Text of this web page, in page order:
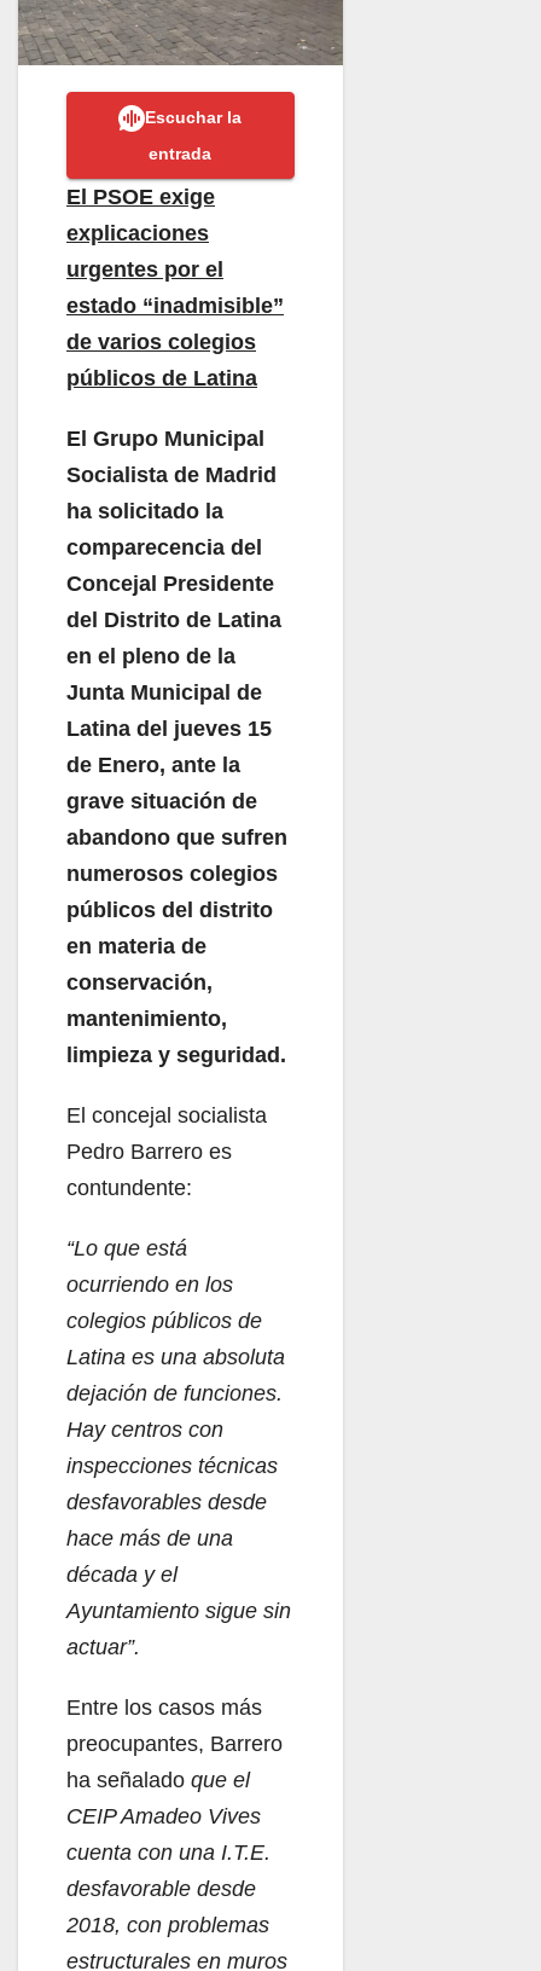
Escuchar la
entrada
El PSOE exige
explicaciones
urgentes por el
estado “inadmisible”
de varios colegios
públicos de Latina
El Grupo Municipal
Socialista de Madrid
ha solicitado la
comparecencia del
Concejal Presidente
del Distrito de Latina
en el pleno de la
Junta Municipal de
Latina del jueves 15
de Enero, ante la
grave situación de
abandono que sufren
numerosos colegios
públicos del distrito
en materia de
conservación,
mantenimiento,
limpieza y seguridad.
El concejal socialista
Pedro Barrero es
contundente:
“Lo que está
ocurriendo en los
colegios públicos de
Latina es una absoluta
dejación de funciones.
Hay centros con
inspecciones técnicas
desfavorables desde
hace más de una
década y el
Ayuntamiento sigue sin
actuar”.
Entre los casos más
preocupantes, Barrero
ha señalado que el
CEIP Amadeo Vives
cuenta con una I.T.E.
desfavorable desde
2018, con problemas
estructurales en muros